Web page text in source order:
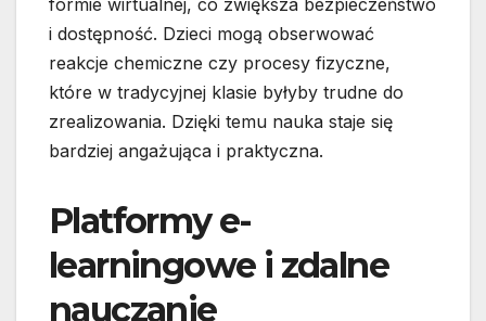
i dostępność. Dzieci mogą obserwować
reakcje chemiczne czy procesy fizyczne,
które w tradycyjnej klasie byłyby trudne do
zrealizowania. Dzięki temu nauka staje się
bardziej angażująca i praktyczna.
Platformy e-
learningowe i zdalne
nauczanie